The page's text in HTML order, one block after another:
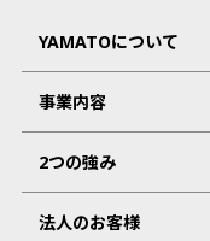
YAMATOについて
事業内容
2つの強み
法人のお客様